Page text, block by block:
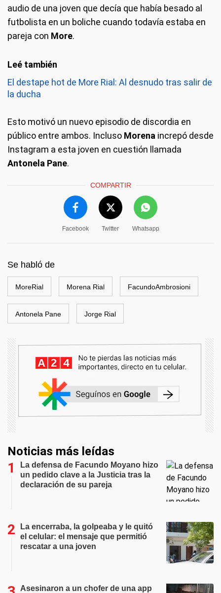
audio de una joven que decía que había besado al
futbolista en un boliche cuando todavía estaba en
pareja con More.
El destape hot de More Rial: Al desnudo tras salir de
la ducha
Esto motivó un nuevo episodio de discordia en
público entre ambos. Incluso Morena increpó desde
Instagram a esta joven en cuestión llamada
Antonela Pane.
COMPARTIR
Facebook Twitter Whatsapp
Se habló de
MoreRial Morena Rial FacundoAmbrosioni
Antonela Pane Jorge Rial
Noticias más leídas
La defensa de Facundo Moyano hizo
un pedido clave a la Justicia tras la
declaración de su pareja
La encerraba, la golpeaba y le quitó
el celular: el mensaje que permitió
rescatar a una joven
Asesinaron a un chofer de una app